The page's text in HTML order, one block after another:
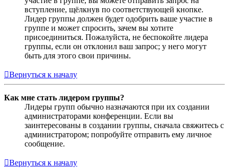
вступление, щёлкнув по соответствующей кнопке.
Лидер группы должен будет одобрить ваше участие в
группе и может спросить, зачем вы хотите
присоединиться. Пожалуйста, не беспокойте лидера
группы, если он отклонил ваш запрос; у него могут
быть для этого свои причины.
Вернуться к началу
Как мне стать лидером группы?
Лидеры групп обычно назначаются при их создании
администраторами конференции. Если вы
заинтересованы в создании группы, сначала свяжитесь с
администратором; попробуйте отправить ему личное
сообщение.
Вернуться к началу